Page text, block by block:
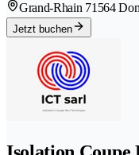
Grand-Rhain 71564
Jetzt buchen